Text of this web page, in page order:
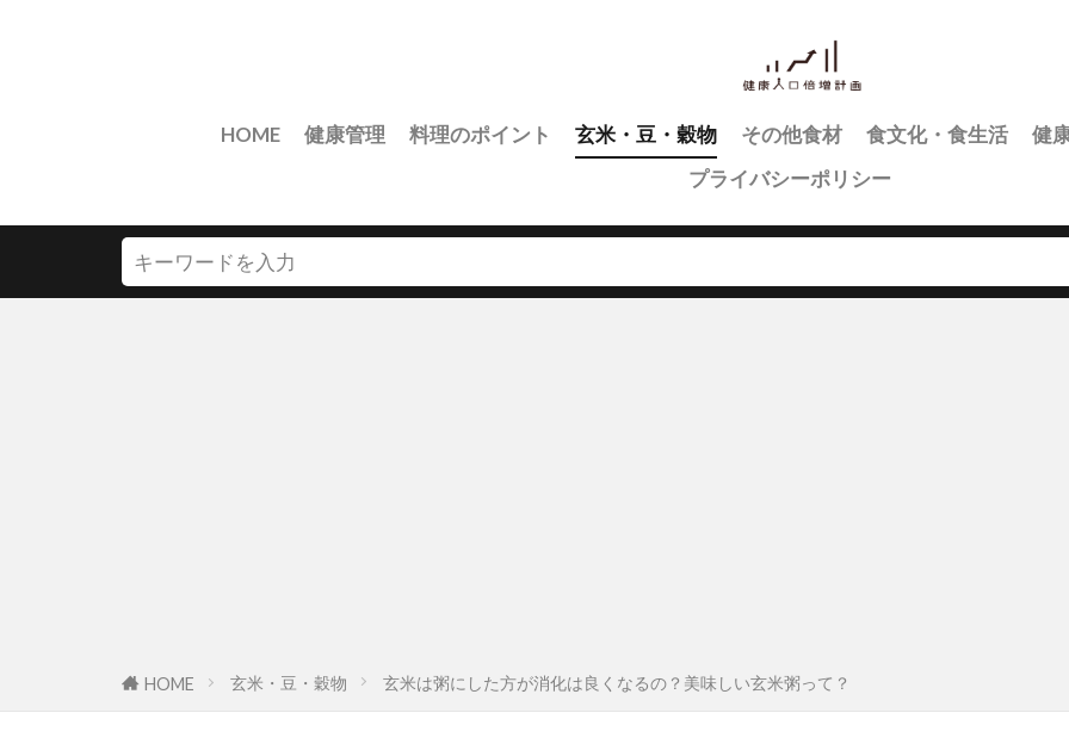
HOME 健康管理 料理のポイント 玄米・豆・穀物 その他食材 食文化・食生活
健
プライバシーポリシー
HOME 玄米・豆・穀物 玄米は粥にした方が消化は良くなるの？美味しい玄米粥って？